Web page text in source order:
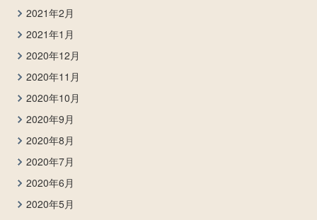
2021年2月
2021年1月
2020年12月
2020年11月
2020年10月
2020年9月
2020年8月
2020年7月
2020年6月
2020年5月